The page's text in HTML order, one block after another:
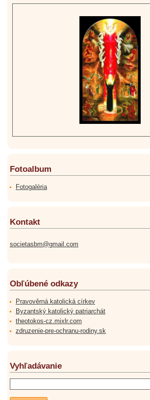
Fotoalbum
Fotogaléria
Kontakt
societasbm@gmail.com
Obľúbené odkazy
Pravověrná katolická církev
Byzantský katolický patriarchát
theotokos-cz.mixlr.com
zdruzenie-pre-ochranu-rodiny.sk
Vyhľadávanie